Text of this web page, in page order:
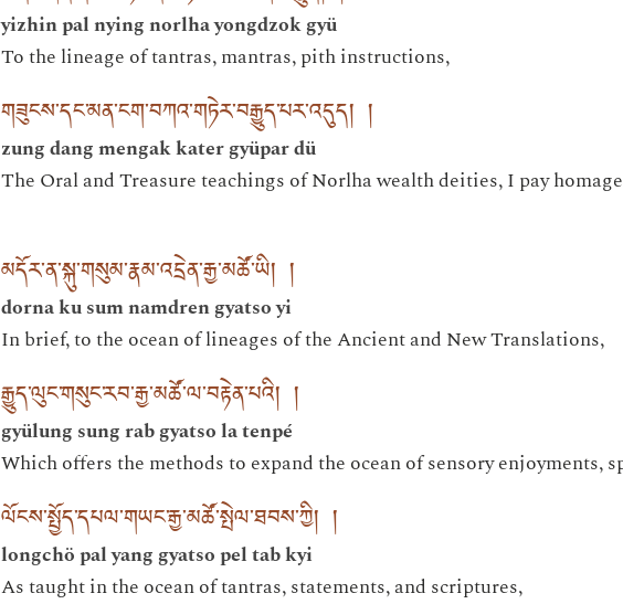
yizhin pal nying norlha yongdzok gyü
To the lineage of tantras, mantras, pith instructions,
གཟུངས་དང་མན་ངག་བཀའ་གཏེར་བརྒྱུད་པར་འདུད། །
zung dang mengak kater gyüpar dü
The Oral and Treasure teachings of Norlha wealth deities, I pay
མདོར་ན་སྐུ་གསུམ་རྣམ་འདྲེན་རྒྱ་མཚོ་ཡི། །
dorna ku sum namdren gyatso yi
In brief, to the ocean of lineages of the Ancient and New Translations,
རྒྱུད་ལུང་གསུང་རབ་རྒྱ་མཚོ་ལ་བརྟེན་པའི། །
gyülung sung rab gyatso la tenpé
Which offers the methods to expand the ocean of sensory enjoyments,
ལོངས་སྤྱོད་དཔལ་གཡང་རྒྱ་མཚོ་སྤེལ་ཐབས་ཀྱི། །
longchö pal yang gyatso pel tab kyi
As taught in the ocean of tantras, statements, and scriptures,